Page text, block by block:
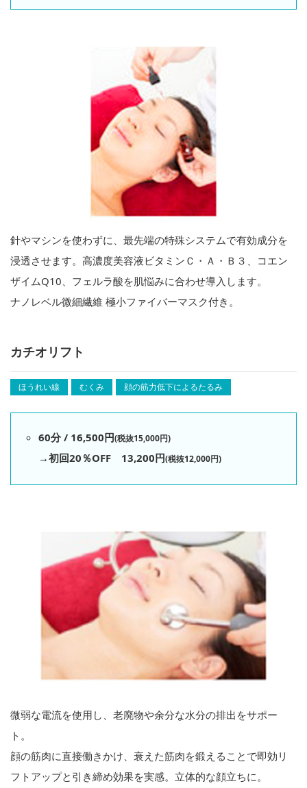
針やマシンを使わずに、最先端の特殊システムで有効成分を
浸透させます。高濃度美容液ビタミンＣ・Ａ・Ｂ３、コエン
ザイムQ10、フェルラ酸を肌悩みに合わせ導入します。
ナノレベル微細繊維 極小ファイバーマスク付き。
カチオリフト
ほうれい線 むくみ 顔の筋力低下によるたるみ
60分 / 16,500円(税抜15,000円)
→初回20％OFF 13,200円(税抜12,000円)
微弱な電流を使用し、老廃物や余分な水分の排出をサポー
ト。
顔の筋肉に直接働きかけ、衰えた筋肉を鍛えることで即効リ
フトアップと引き締め効果を実感。立体的な顔立ちに。